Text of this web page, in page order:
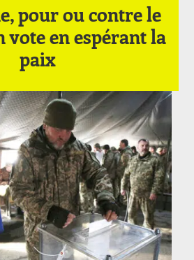
pour ou contre le
vote en espérant la
paix